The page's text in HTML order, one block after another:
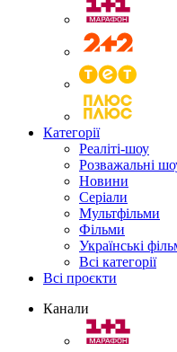
Категорії
Реаліті-шоу
Розважальні
Новини
Серіали
Мультфільми
Фільми
Українські
Всі категорії
Всі проєкти
Канали